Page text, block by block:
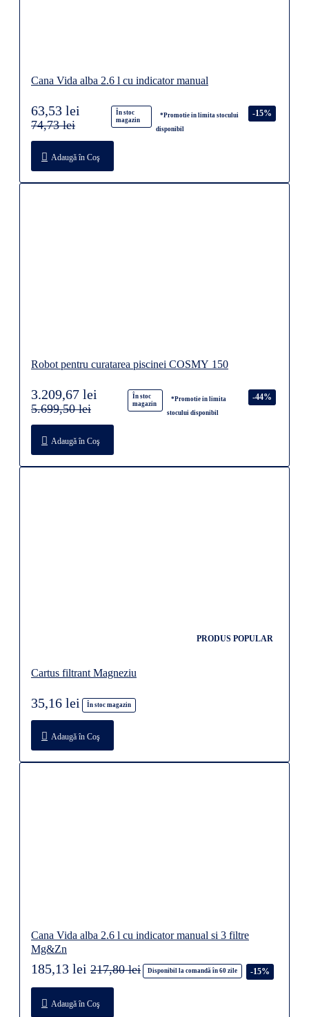
Cana Vida alba 2.6 l cu indicator manual
În stoc
magazin
*Promotie in limita stocului
disponibil
-15%
63,53 lei
74,73 lei
Adaugă în Coş
Robot pentru curatarea piscinei COSMY 150
În stoc
magazin
*Promotie in limita
stocului disponibil
-44%
3.209,67 lei
5.699,50 lei
Adaugă în Coş
PRODUS POPULAR
Cartus filtrant Magneziu
În stoc magazin
35,16 lei
Adaugă în Coş
Cana Vida alba 2.6 l cu indicator manual si 3 filtre
Mg&Zn
Disponibil la comandă în 60 zile -15%
185,13 lei 217,80 lei
Adaugă în Coş